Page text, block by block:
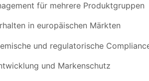
für mehrere Produktgruppen
in europäischen Märkten
und regulatorische
und Markenschutz